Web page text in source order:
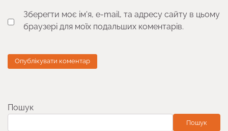
Зберегти моє ім'я, e-mail, та адресу сайту в цьому
браузері для моїх подальших коментарів.
Пошук
Пошук